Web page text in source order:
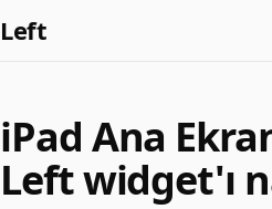
Left
iPad Ana
Left widget'ı